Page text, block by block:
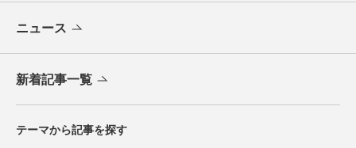
ニュース
新着記事一覧
テーマから記事を探す